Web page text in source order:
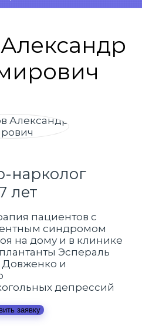
нарколог
лет
пациентов с
синдромом
на дому и в клинике
Эспераль
и
депрессий
заявку